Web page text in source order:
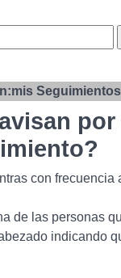
Seguimientos
con frecuencia
de las personas
indicando